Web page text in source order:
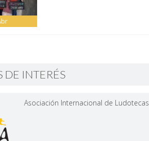
DE INTERÉS
Asociación Internacional de Ludotecas